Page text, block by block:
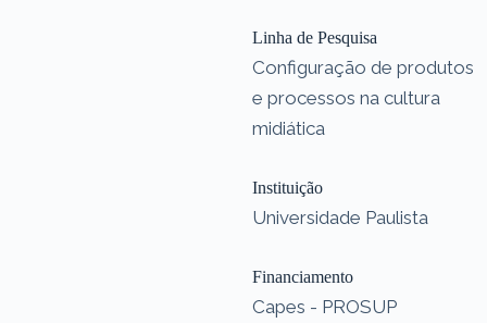
Linha de Pesquisa
Configuração de produtos
e processos na cultura
midiática
Instituição
Universidade Paulista
Financiamento
Capes - PROSUP